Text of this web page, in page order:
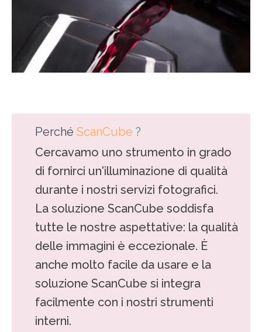
Perché ScanCube ?
Cercavamo uno strumento in grado
di fornirci un'illuminazione di qualità
durante i nostri servizi fotografici.
La soluzione ScanCube soddisfa
tutte le nostre aspettative: la qualità
delle immagini è eccezionale. È
anche molto facile da usare e la
soluzione ScanCube si integra
facilmente con i nostri strumenti
interni.